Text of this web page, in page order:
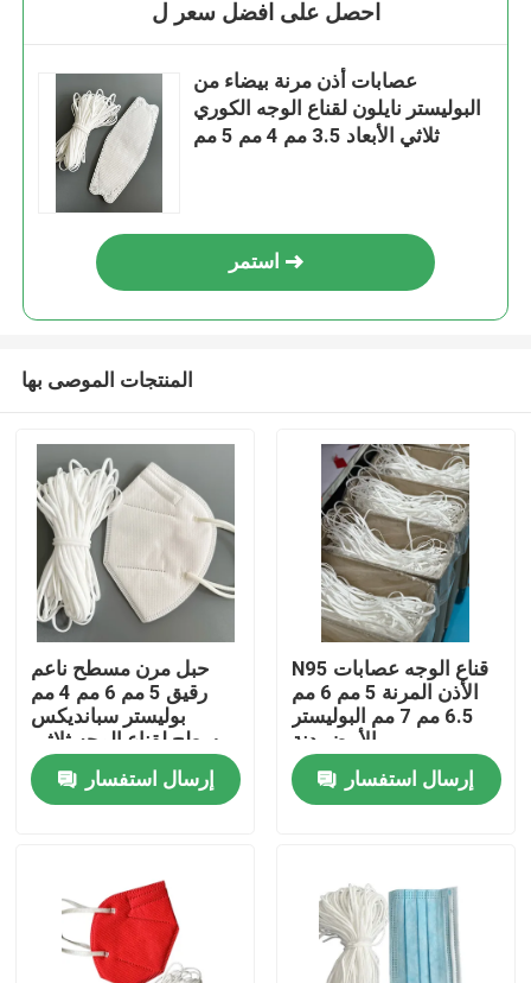
حول بنا
احصل على افضل سعر ل
عصابات أذن مرنة بيضاء من
البوليستر نايلون لقناع الوجه الكوري
ثلاثي الأبعاد 3.5 مم 4 مم 5 مم
استمر
المنتجات الموصى بها
حبل مرن مسطح ناعم
رقيق 5 مم 6 مم 4 مم
بوليستر سبانديكس
مسطح لقناع الوجه ثلاثي
الأبعاد
إرسال استفسار
N95 قناع الوجه عصابات
الأذن المرنة 5 مم 6 مم
6.5 مم 7 مم البوليستر
الأبيض دنة
إرسال استفسار